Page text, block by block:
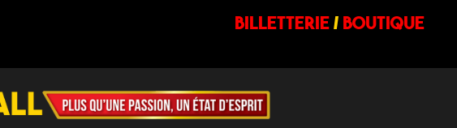
billetterie/ BOUTIQUE